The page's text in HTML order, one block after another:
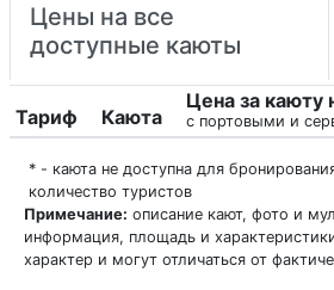
Цены на все
доступные каюты
Тариф Каюта
Цена за каюту
с портовыми и
* - каюта не доступна для
количество туристов
Примечание: описание кают, фото и
информация, площадь и
характер и могут отличаться от